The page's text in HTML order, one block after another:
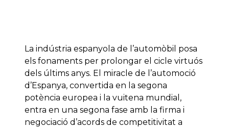
La indústria espanyola de l’automòbil posa
els fonaments per prolongar el cicle virtuós
dels últims anys. El miracle de l’automoció
d’Espanya, convertida en la segona
potència europea i la vuitena mundial,
entra en una segona fase amb la firma i
negociació d’acords de competitivitat a